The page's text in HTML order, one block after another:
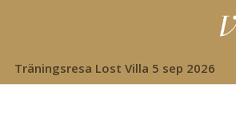
Träningsresa Lost Villa 5 sep 2026